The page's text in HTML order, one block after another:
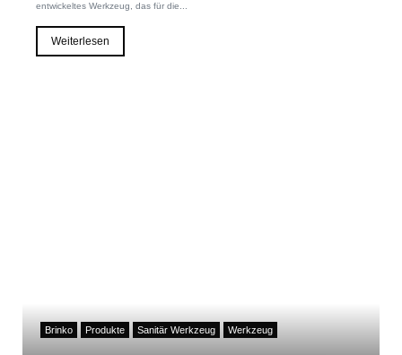
entwickeltes Werkzeug, das für die...
Weiterlesen
Brinko Produkte Sanitär Werkzeug Werkzeug